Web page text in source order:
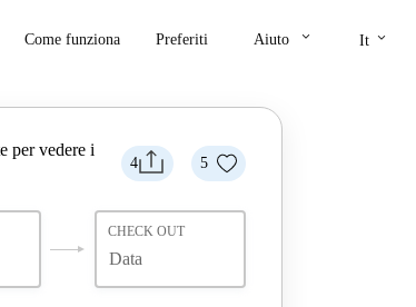
Come funziona Preferiti Aiuto keyboard_arrow_down It keyboard_arrow_down
4 5
per vedere i
CHECK OUT